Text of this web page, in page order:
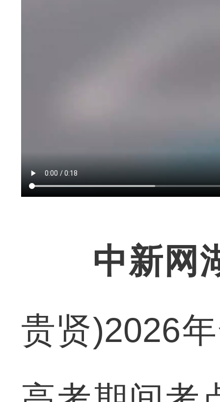
中新网
贵贤)2026